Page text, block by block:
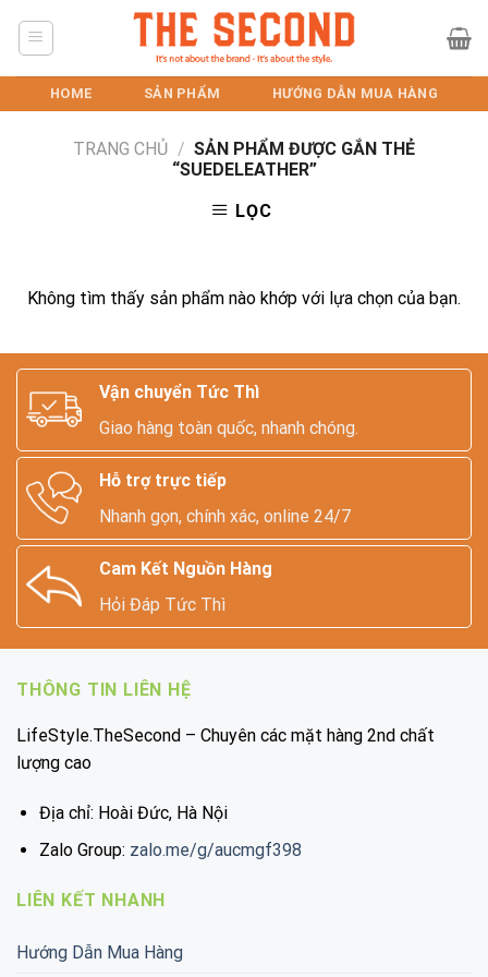
HOME SẢN PHẨM HƯỚNG DẪN MUA HÀNG
TRANG CHỦ / SẢN PHẨM ĐƯỢC GẮN THẺ
“SUEDELEATHER”
LỌC
Không tìm thấy sản phẩm nào khớp với lựa chọn của bạn.
Vận chuyển Tức Thì
Giao hàng toàn quốc, nhanh chóng.
Hỗ trợ trực tiếp
Nhanh gọn, chính xác, online 24/7
Cam Kết Nguồn Hàng
Hỏi Đáp Tức Thì
THÔNG TIN LIÊN HỆ
LifeStyle.TheSecond – Chuyên các mặt hàng 2nd chất
lượng cao
Địa chỉ: Hoài Đức, Hà Nội
Zalo Group: zalo.me/g/aucmgf398
LIÊN KẾT NHANH
Hướng Dẫn Mua Hàng